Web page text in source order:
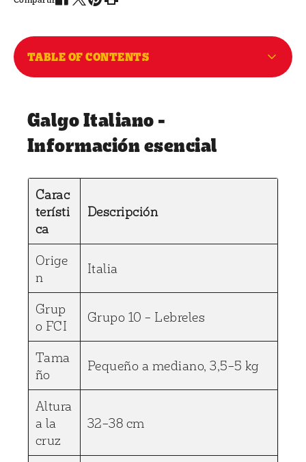
Galgo Italiano -
Información esencial
Carac
terísti
ca
Descripción
Orige
n
Italia
Grup
o FCI
Grupo 10 – Lebreles
Tama
ño
Pequeño a mediano, 3,5–5 kg
Altura
a la
cruz
32–38 cm
TABLE OF CONTENTS